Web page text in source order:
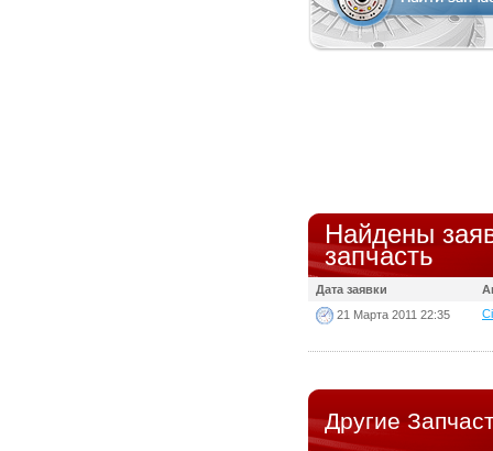
Найдены
запчасть
Дата заявки
21 Марта 2011 22:35
Другие